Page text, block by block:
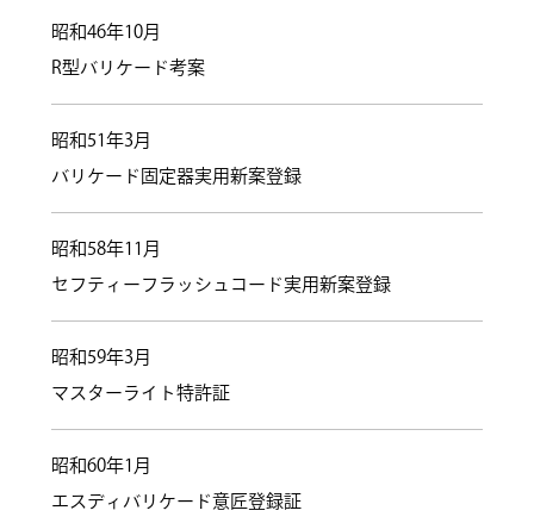
昭和46年10月
R型バリケード考案
昭和51年3月
バリケード固定器実用新案登録
昭和58年11月
セフティーフラッシュコード実用新案登録
昭和59年3月
マスターライト特許証
昭和60年1月
エスディバリケード意匠登録証